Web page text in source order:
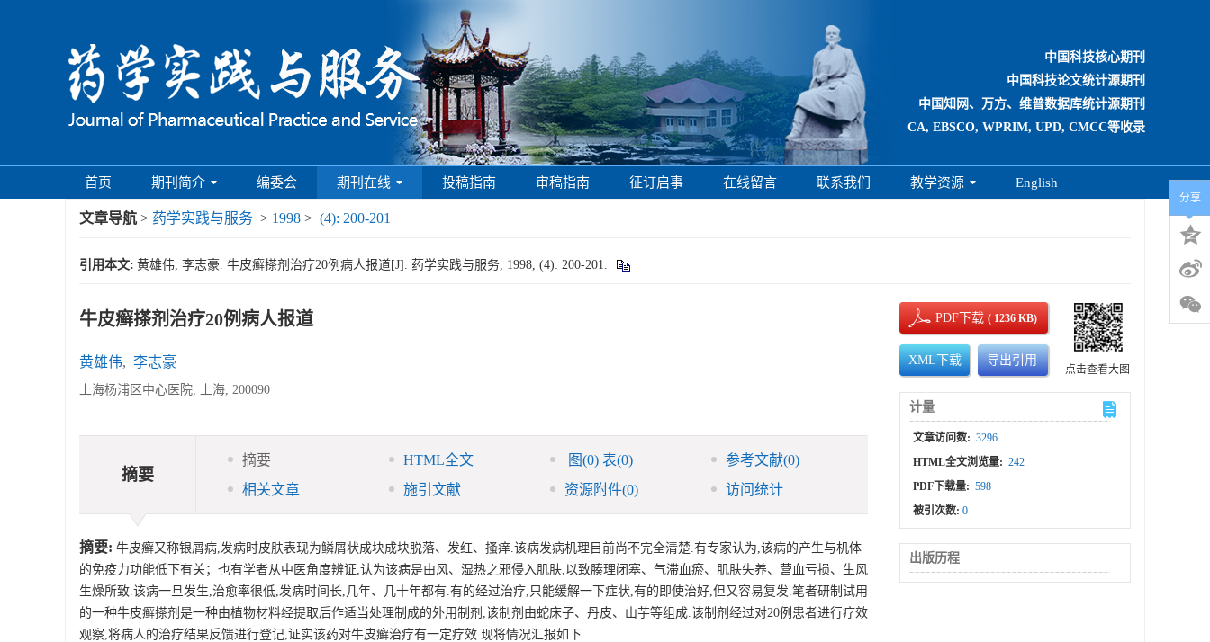
中国科技核心期刊
中国科技论文统计源期刊
中国知网、万方、维普数据库统计源期刊
CA, EBSCO, WPRIM, UPD, CMCC等收录
首页 期刊简介 编委会 期刊在线 投稿指南 审稿指南 征订启事 在线留言 联系我们 教学资源 English
文章导航 > 药学实践与服务 > 1998 > (4): 200-201
引用本文: 黄雄伟, 李志豪. 牛皮癣搽剂治疗20例病人报道[J]. 药学实践与服务, 1998, (4): 200-201.
牛皮癣搽剂治疗20例病人报道
黄雄伟, 李志豪
上海杨浦区中心医院, 上海, 200090
摘要
摘要 HTML全文 图(0) 表(0) 参考文献(0)
相关文章
施引文献 资源附件(0) 访问统计
摘要: 牛皮癣又称银屑病,发病时皮肤表现为鳞屑状成块成块脱落、发红、搔痒.该病发病机理目前尚不完全清楚.有专家认为,该病的产生与机体
的免疫力功能低下有关；也有学者从中医角度辨证,认为该病是由风、湿热之邪侵入肌肤,以致腠理闭塞、气滞血瘀、肌肤失养、营血亏损、生风
生燥所致.该病一旦发生,治愈率很低,发病时间长,几年、几十年都有.有的经过治疗,只能缓解一下症状,有的即使治好,但又容易复发.笔者研制试用
的一种牛皮癣搽剂是一种由植物材料经提取后作适当处理制成的外用制剂,该制剂由蛇床子、丹皮、山芋等组成.该制剂经过对20例患者进行疗效
观察,将病人的治疗结果反馈进行登记,证实该药对牛皮癣治疗有一定疗效.现将情况汇报如下.
PDF下载( 1236 KB)
XML下载 导出引用
点击查看大图
计量
文章访问数: 3296
HTML全文浏览量: 242
PDF下载量: 598
被引次数:0
出版历程
分享